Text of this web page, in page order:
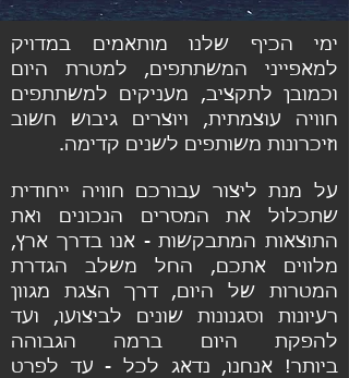
ימי הכיף שלנו מותאמים במדויק
למאפייני המשתתפים, למטרת היום
וכמובן לתקציב, מעניקים למשתתפים
חוויה עוצמתית, ויוצרים גיבוש חשוב
וזיכרונות משותפים לשנים קדימה.
על מנת ליצור עבורכם חוויה ייחודית
שתכלול את המסרים הנכונים ואת
התוצאות המתבקשות - אנו בדרך ארץ,
מלווים אתכם, החל משלב הגדרת
המטרות של היום, דרך הצגת מגוון
רעיונות וסגנונות שונים לביצועו, ועד
להפקת היום ברמה הגבוהה
ביותר! אנחנו, נדאג לכל - עד לפרט